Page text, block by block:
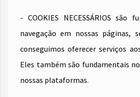
- COOKIES NECESSÁRIOS são
navegação em nossas páginas,
conseguimos oferecer serviços
Eles também são fundamentais
nossas plataformas.